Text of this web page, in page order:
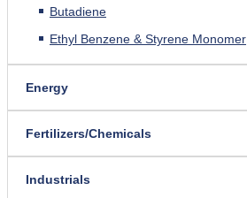
Butadiene
Ethyl Benzene & Styrene Monomer
Energy
Fertilizers/Chemicals
Industrials